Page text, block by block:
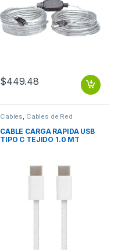
$449.48
Cables, Cables de Red
CABLE CARGA RAPIDA USB
TIPO C TEJIDO 1.0 MT